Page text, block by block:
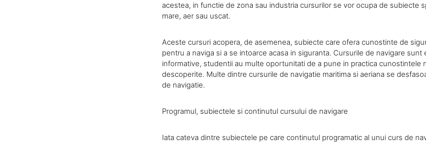
acestea, in functie de zona sau industria cursurilor se vor ocupa de subiecte
mare, aer sau uscat.
Aceste cursuri acopera, de asemenea, subiecte care ofera cunostinte de
pentru a naviga si a se intoarce acasa in siguranta. Cursurile de navigare sunt
informative, studentii au multe oportunitati de a pune in practica cunostintele
descoperite. Multe dintre cursurile de navigatie maritima si aeriana se
de navigatie.
Programul, subiectele si continutul cursului de navigare
Iata cateva dintre subiectele pe care continutul programatic al unui curs de